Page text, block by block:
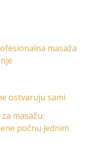
masaža
ostvaruju sami
masažu:
počnu jednim